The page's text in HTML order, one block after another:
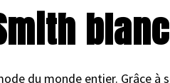
du monde entier. Grâce à